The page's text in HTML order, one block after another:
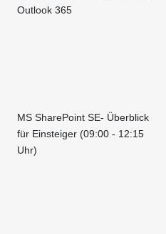
Outlook 365
MS SharePoint SE- Überblick
für Einsteiger (09:00 - 12:15
Uhr)